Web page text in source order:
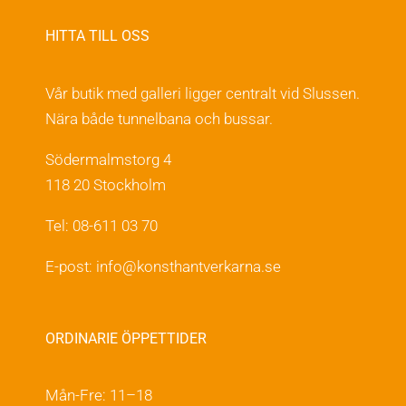
HITTA TILL OSS
Vår butik med galleri ligger centralt vid Slussen.
Nära både tunnelbana och bussar.
Södermalmstorg 4
118 20 Stockholm
Tel: 08-611 03 70
E-post: info@konsthantverkarna.se
ORDINARIE ÖPPETTIDER
Mån-Fre: 11–18